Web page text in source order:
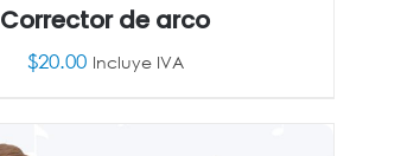
Corrector de arco
$20.00 Incluye IVA